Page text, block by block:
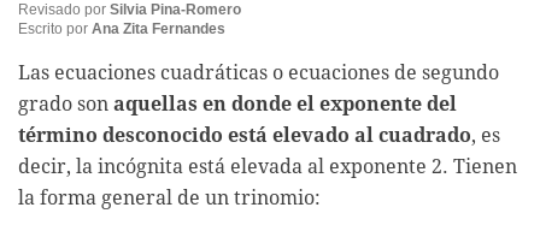
Revisado por Silvia Pina-Romero
Escrito por Ana Zita Fernandes
Las ecuaciones cuadráticas o ecuaciones de segundo
grado son aquellas en donde el exponente del
término desconocido está elevado al cuadrado, es
decir, la incógnita está elevada al exponente 2. Tienen
la forma general de un trinomio: